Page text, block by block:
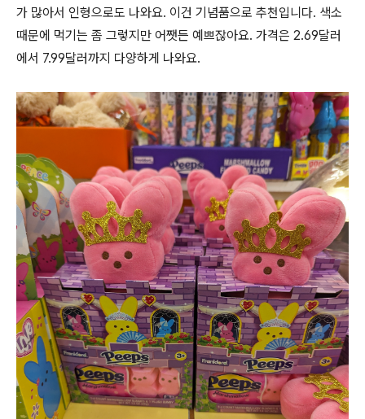
가 많아서 인형으로도 나와요. 이건 기념품으로 추천입니다. 색소
때문에 먹기는 좀 그렇지만 어쨋든 예쁘잖아요. 가격은 2.69달러
에서 7.99달러까지 다양하게 나와요.